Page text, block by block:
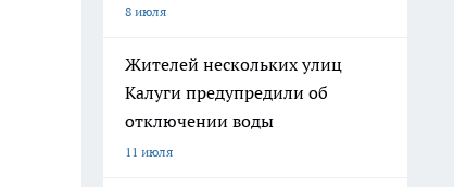
8 июля
Жителей нескольких улиц
Калуги предупредили об
отключении воды
11 июля